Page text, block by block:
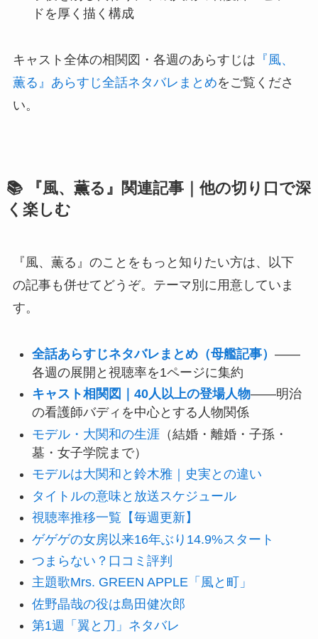
ドを厚く描く構成
キャスト全体の相関図・各週のあらすじは 『風、
薫る』あらすじ全話ネタバレまとめをご覧くださ
い。
📚 『風、薫る』関連記事｜他の切り口で深
く楽しむ
『風、薫る』のことをもっと知りたい方は、以下
の記事も併せてどうぞ。テーマ別に用意していま
す。
全話あらすじネタバレまとめ（母艦記事） ——
各週の展開と視聴率を1ページに集約
キャスト相関図｜40人以上の登場人物——明治
の看護師バディを中心とする人物関係
モデル・大関和の生涯（結婚・離婚・子孫・
墓・女子学院まで）
モデルは大関和と鈴木雅｜史実との違い
タイトルの意味と放送スケジュール
視聴率推移一覧【毎週更新】
ゲゲゲの女房以来16年ぶり14.9%スタート
つまらない？口コミ評判
主題歌Mrs. GREEN APPLE「風と町」
佐野晶哉の役は島田健次郎
第1週「翼と刀」ネタバレ